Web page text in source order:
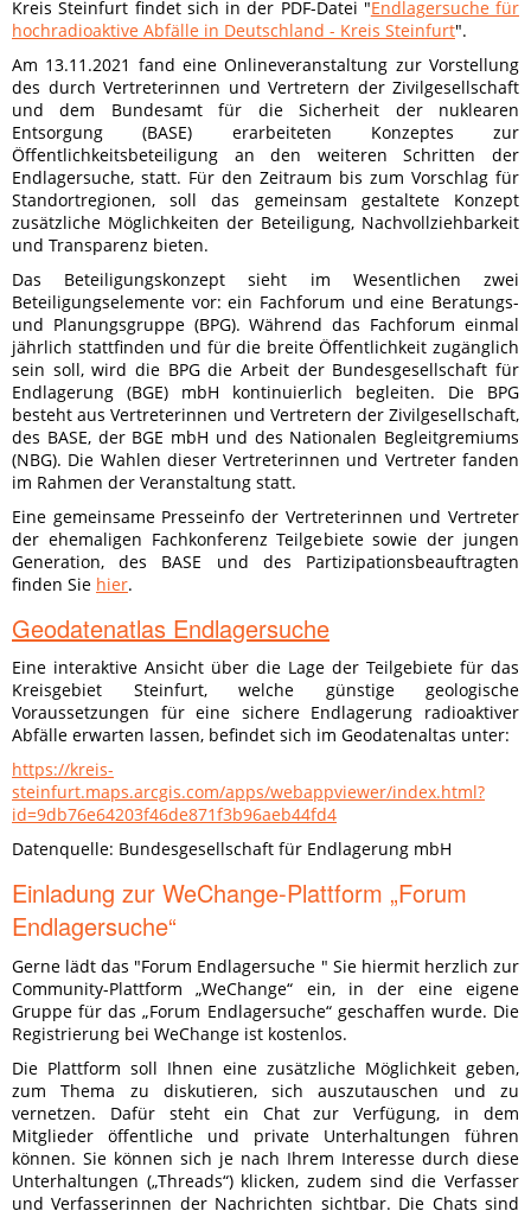
Kreis Steinfurt findet sich in der PDF-Datei "Endlagersuche für
hochradioaktive Abfälle in Deutschland - Kreis Steinfurt".
Am 13.11.2021 fand eine Onlineveranstaltung zur Vorstellung
des durch Vertreterinnen und Vertretern der Zivilgesellschaft
und dem Bundesamt für die Sicherheit der nuklearen
Entsorgung (BASE) erarbeiteten Konzeptes zur
Öffentlichkeitsbeteiligung an den weiteren Schritten der
Endlagersuche, statt. Für den Zeitraum bis zum Vorschlag für
Standortregionen, soll das gemeinsam gestaltete Konzept
zusätzliche Möglichkeiten der Beteiligung, Nachvollziehbarkeit
und Transparenz bieten.
Das Beteiligungskonzept sieht im Wesentlichen zwei
Beteiligungselemente vor: ein Fachforum und eine Beratungs-
und Planungsgruppe (BPG). Während das Fachforum einmal
jährlich stattfinden und für die breite Öffentlichkeit zugänglich
sein soll, wird die BPG die Arbeit der Bundesgesellschaft für
Endlagerung (BGE) mbH kontinuierlich begleiten. Die BPG
besteht aus Vertreterinnen und Vertretern der Zivilgesellschaft,
des BASE, der BGE mbH und des Nationalen Begleitgremiums
(NBG). Die Wahlen dieser Vertreterinnen und Vertreter fanden
im Rahmen der Veranstaltung statt.
Eine gemeinsame Presseinfo der Vertreterinnen und Vertreter
der ehemaligen Fachkonferenz Teilgebiete sowie der jungen
Generation, des BASE und des Partizipationsbeauftragten
finden Sie hier.
Geodatenatlas Endlagersuche
Eine interaktive Ansicht über die Lage der Teilgebiete für das
Kreisgebiet Steinfurt, welche günstige geologische
Voraussetzungen für eine sichere Endlagerung radioaktiver
Abfälle erwarten lassen, befindet sich im Geodatenaltas unter:
https://kreis-
steinfurt.maps.arcgis.com/apps/webappviewer/index.html?
id=9db76e64203f46de871f3b96aeb44fd4
Datenquelle: Bundesgesellschaft für Endlagerung mbH
Einladung zur WeChange-Plattform „Forum
Endlagersuche“
Gerne lädt das "Forum Endlagersuche " Sie hiermit herzlich zur
Community-Plattform „WeChange“ ein, in der eine eigene
Gruppe für das „Forum Endlagersuche“ geschaffen wurde. Die
Registrierung bei WeChange ist kostenlos.
Die Plattform soll Ihnen eine zusätzliche Möglichkeit geben,
zum Thema zu diskutieren, sich auszutauschen und zu
vernetzen. Dafür steht ein Chat zur Verfügung, in dem
Mitglieder öffentliche und private Unterhaltungen führen
können. Sie können sich je nach Ihrem Interesse durch diese
Unterhaltungen („Threads“) klicken, zudem sind die Verfasser
und Verfasserinnen der Nachrichten sichtbar. Die Chats sind